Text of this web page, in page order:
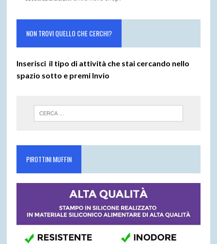
NON TROVI QUELLO CHE CERCHI?
Inserisci il tipo di attività che stai cercando nello
spazio sotto e premi Invio
PIROTTINI MUFFIN